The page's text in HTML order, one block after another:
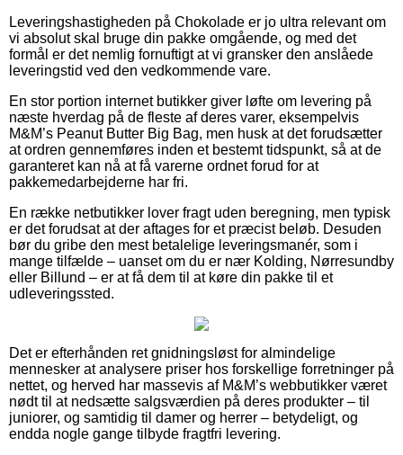
Leveringshastigheden på Chokolade er jo ultra relevant om
vi absolut skal bruge din pakke omgående, og med det
formål er det nemlig fornuftigt at vi gransker den anslåede
leveringstid ved den vedkommende vare.
En stor portion internet butikker giver løfte om levering på
næste hverdag på de fleste af deres varer, eksempelvis
M&M’s Peanut Butter Big Bag, men husk at det forudsætter
at ordren gennemføres inden et bestemt tidspunkt, så at de
garanteret kan nå at få varerne ordnet forud for at
pakkemedarbejderne har fri.
En række netbutikker lover fragt uden beregning, men typisk
er det forudsat at der aftages for et præcist beløb. Desuden
bør du gribe den mest betalelige leveringsmanér, som i
mange tilfælde – uanset om du er nær Kolding, Nørresundby
eller Billund – er at få dem til at køre din pakke til et
udleveringssted.
Det er efterhånden ret gnidningsløst for almindelige
mennesker at analysere priser hos forskellige forretninger på
nettet, og herved har massevis af M&M’s webbutikker været
nødt til at nedsætte salgsværdien på deres produkter – til
juniorer, og samtidig til damer og herrer – betydeligt, og
endda nogle gange tilbyde fragtfri levering.